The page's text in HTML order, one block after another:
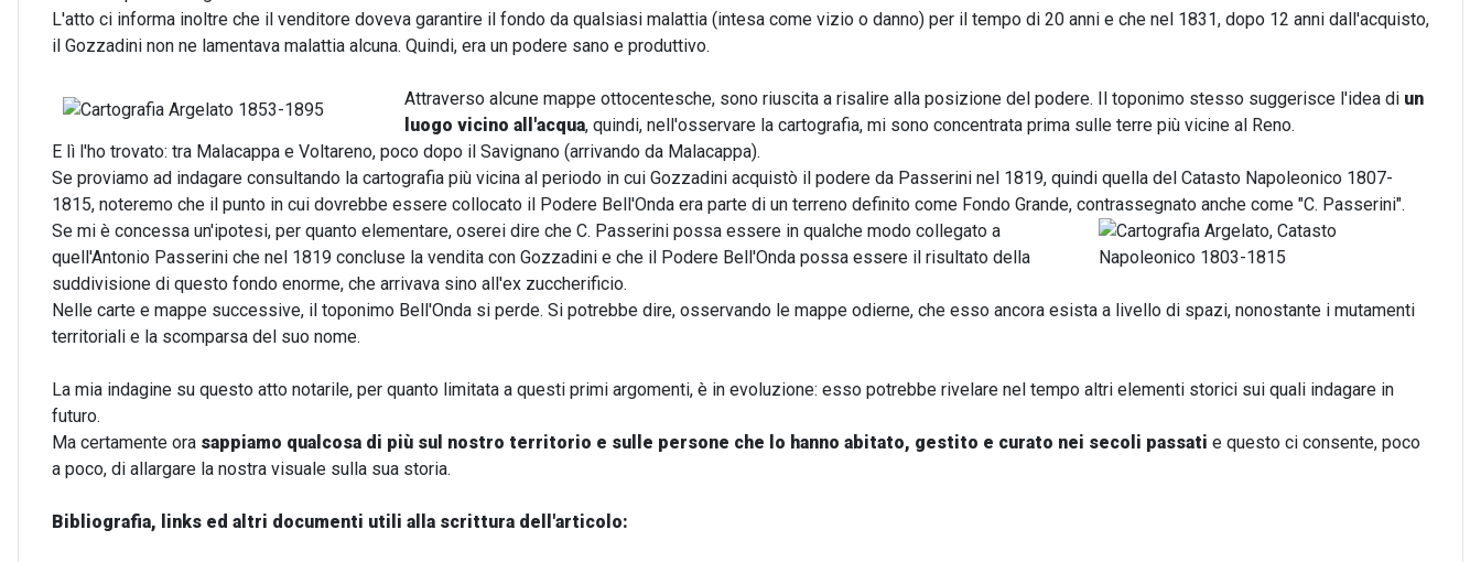
L'atto ci informa inoltre che il venditore doveva garantire il fondo da qualsiasi malattia (intesa come vizio o danno) per il tempo di 20 anni e che nel 1831, dopo 12 anni dall'acquisto,
il Gozzadini non ne lamentava malattia alcuna. Quindi, era un podere sano e produttivo.
Attraverso alcune mappe ottocentesche, sono riuscita a risalire alla posizione del podere. Il toponimo stesso suggerisce l'idea di un
luogo vicino all'acqua, quindi, nell'osservare la cartografia, mi sono concentrata prima sulle terre più vicine al Reno.
E lì l'ho trovato: tra Malacappa e Voltareno, poco dopo il Savignano (arrivando da Malacappa).
Se proviamo ad indagare consultando la cartografia più vicina al periodo in cui Gozzadini acquistò il podere da Passerini nel 1819, quindi quella del Catasto Napoleonico 1807-
1815, noteremo che il punto in cui dovrebbe essere collocato il Podere Bell'Onda era parte di un terreno definito come Fondo Grande, contrassegnato anche come "C. Passerini".
Se mi è concessa un'ipotesi, per quanto elementare, oserei dire che C. Passerini possa essere in qualche modo collegato a
quell'Antonio Passerini che nel 1819 concluse la vendita con Gozzadini e che il Podere Bell'Onda possa essere il risultato della
suddivisione di questo fondo enorme, che arrivava sino all'ex zuccherificio.
Nelle carte e mappe successive, il toponimo Bell'Onda si perde. Si potrebbe dire, osservando le mappe odierne, che esso ancora esista a livello di spazi, nonostante i mutamenti
territoriali e la scomparsa del suo nome.
La mia indagine su questo atto notarile, per quanto limitata a questi primi argomenti, è in evoluzione: esso potrebbe rivelare nel tempo altri elementi storici sui quali indagare in
futuro.
Ma certamente ora sappiamo qualcosa di più sul nostro territorio e sulle persone che lo hanno abitato, gestito e curato nei secoli passati e questo ci consente, poco
a poco, di allargare la nostra visuale sulla sua storia.
Bibliografia, links ed altri documenti utili alla scrittura dell'articolo: